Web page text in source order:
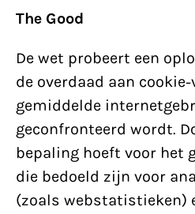
The Good
De wet probeert een
de overdaad aan
gemiddelde
geconfronteerd wordt.
bepaling hoeft voor het
die bedoeld zijn voor
(zoals webstatistieken)